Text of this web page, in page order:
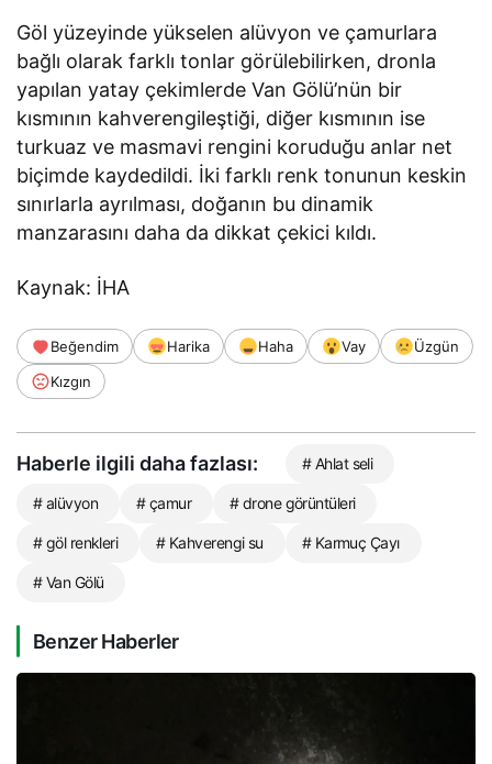
Göl yüzeyinde yükselen alüvyon ve çamurlara
bağlı olarak farklı tonlar görülebilirken, dronla
yapılan yatay çekimlerde Van Gölü’nün bir
kısmının kahverengileştiği, diğer kısmının ise
turkuaz ve masmavi rengini koruduğu anlar net
biçimde kaydedildi. İki farklı renk tonunun keskin
sınırlarla ayrılması, doğanın bu dinamik
manzarasını daha da dikkat çekici kıldı.
Kaynak: İHA
Beğendim Harika Haha Vay
Üzgün
Kızgın
Haberle ilgili daha fazlası: # Ahlat seli
# alüvyon # çamur # drone görüntüleri
# göl renkleri # Kahverengi su # Karmuç Çayı
# Van Gölü
Benzer Haberler